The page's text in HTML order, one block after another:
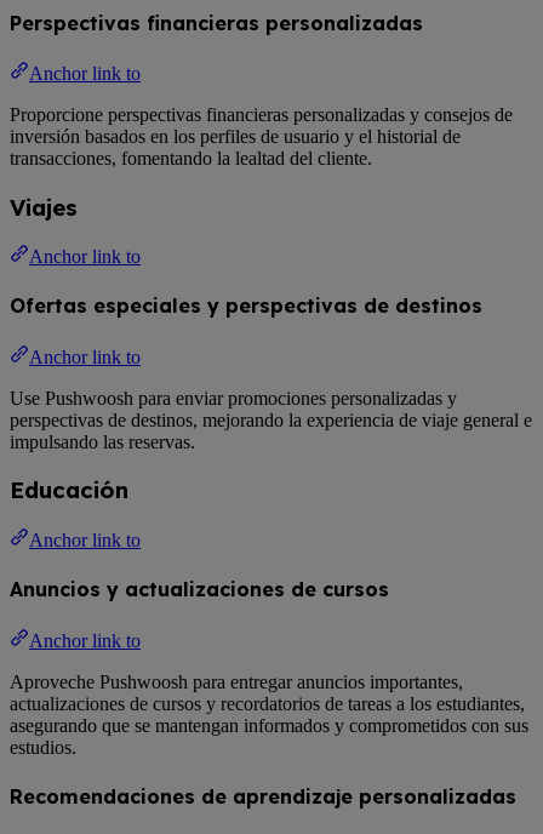
Perspectivas financieras personalizadas
Anchor link to
Proporcione perspectivas financieras personalizadas y consejos de
inversión basados en los perfiles de usuario y el historial de
transacciones, fomentando la lealtad del cliente.
Viajes
Anchor link to
Ofertas especiales y perspectivas de destinos
Anchor link to
Use Pushwoosh para enviar promociones personalizadas y
perspectivas de destinos, mejorando la experiencia de viaje general e
impulsando las reservas.
Educación
Anchor link to
Anuncios y actualizaciones de cursos
Anchor link to
Aproveche Pushwoosh para entregar anuncios importantes,
actualizaciones de cursos y recordatorios de tareas a los estudiantes,
asegurando que se mantengan informados y comprometidos con sus
estudios.
Recomendaciones de aprendizaje personalizadas